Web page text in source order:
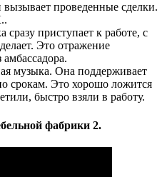
проведенные сделки.
сразу приступает к работе, с
Это отражение
музыка. Она поддерживает
срокам. Это хорошо ложится
быстро взяли в работу.​
фабрики 2.